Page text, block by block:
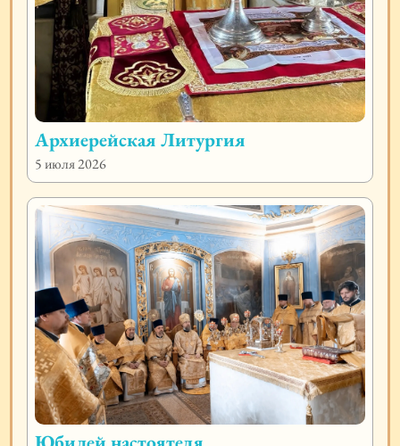
Архиерейская Литургия
5 июля 2026